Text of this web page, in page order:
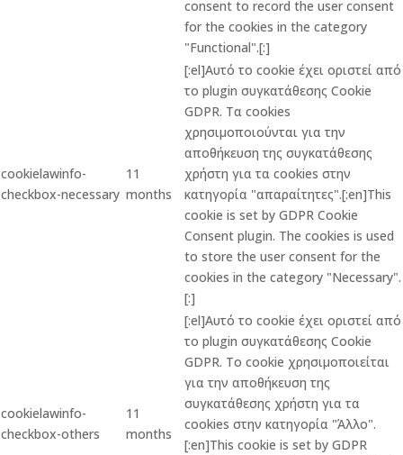
consent to record the user consent
for the cookies in the category
"Functional".[:]
cookielawinfo-
checkbox-necessary
11
months
[:el]Αυτό το cookie έχει οριστεί από
το plugin συγκατάθεσης Cookie
GDPR. Τα cookies
χρησιμοποιούνται για την
αποθήκευση της συγκατάθεσης
χρήστη για τα cookies στην
κατηγορία "απαραίτητες".[:en]This
cookie is set by GDPR Cookie
Consent plugin. The cookies is used
to store the user consent for the
cookies in the category "Necessary".
[:]
cookielawinfo-
checkbox-others
11
months
[:el]Αυτό το cookie έχει οριστεί από
το plugin συγκατάθεσης Cookie
GDPR. Το cookie χρησιμοποιείται
για την αποθήκευση της
συγκατάθεσης χρήστη για τα
cookies στην κατηγορία "Άλλο".
[:en]This cookie is set by GDPR